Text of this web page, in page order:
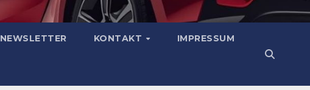
NEWSLETTER KONTAKT IMPRESSUM